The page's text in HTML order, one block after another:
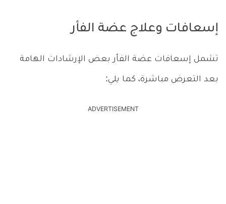
إسعافات وعلاج عضة الفأر
تشمل إسعافات عضة الفأر بعض الإرشادات الهامة
بعد التعرض مباشرة، كما يلي:
ADVERTISEMENT